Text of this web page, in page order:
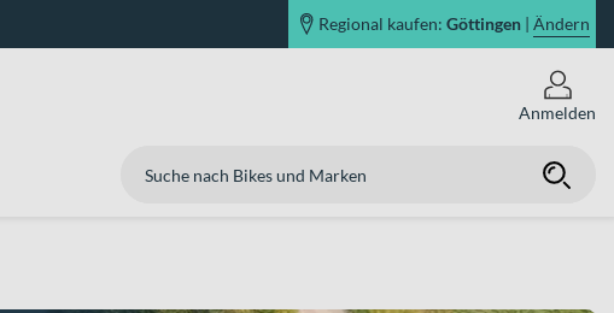
Regional kaufen: Göttingen | Ändern
Anmelden